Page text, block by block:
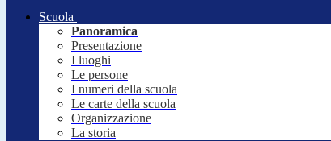
Scuola
Panoramica
Presentazione
I luoghi
Le persone
I numeri della scuola
Le carte della scuola
Organizzazione
La storia